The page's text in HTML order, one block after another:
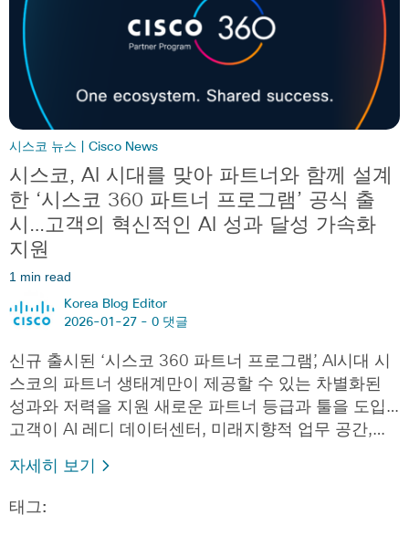
시스코 뉴스 | Cisco News
시스코, AI 시대를 맞아 파트너와 함께 설계
한 ‘시스코 360 파트너 프로그램’ 공식 출
시…고객의 혁신적인 AI 성과 달성 가속화
지원
1 min read
Korea Blog Editor
2026-01-27 - 0 댓글
신규 출시된 ‘시스코 360 파트너 프로그램’, AI시대 시
스코의 파트너 생태계만이 제공할 수 있는 차별화된
성과와 저력을 지원 새로운 파트너 등급과 툴을 도입…
고객이 AI 레디 데이터센터, 미래지향적 업무 공간,…
자세히 보기
태그: